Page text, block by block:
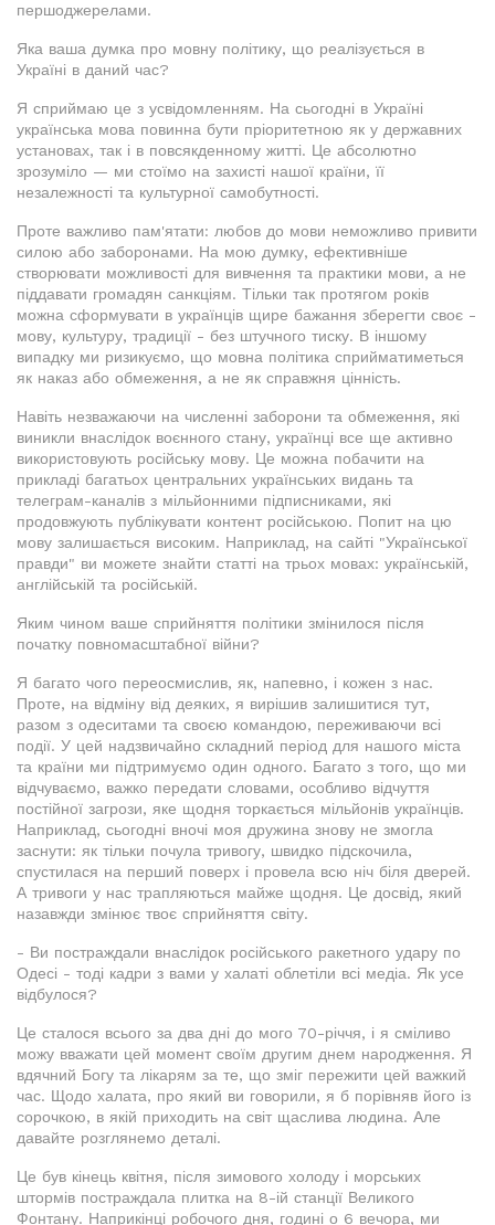
першоджерелами.
Яка ваша думка про мовну політику, що реалізується в
Україні в даний час?
Я сприймаю це з усвідомленням. На сьогодні в Україні
українська мова повинна бути пріоритетною як у державних
установах, так і в повсякденному житті. Це абсолютно
зрозуміло — ми стоїмо на захисті нашої країни, її
незалежності та культурної самобутності.
Проте важливо пам'ятати: любов до мови неможливо привити
силою або заборонами. На мою думку, ефективніше
створювати можливості для вивчення та практики мови, а не
піддавати громадян санкціям. Тільки так протягом років
можна сформувати в українців щире бажання зберегти своє -
мову, культуру, традиції - без штучного тиску. В іншому
випадку ми ризикуємо, що мовна політика сприйматиметься
як наказ або обмеження, а не як справжня цінність.
Навіть незважаючи на численні заборони та обмеження, які
виникли внаслідок воєнного стану, українці все ще активно
використовують російську мову. Це можна побачити на
прикладі багатьох центральних українських видань та
телеграм-каналів з мільйонними підписниками, які
продовжують публікувати контент російською. Попит на цю
мову залишається високим. Наприклад, на сайті "Української
правди" ви можете знайти статті на трьох мовах: українській,
англійській та російській.
Яким чином ваше сприйняття політики змінилося після
початку повномасштабної війни?
Я багато чого переосмислив, як, напевно, і кожен з нас.
Проте, на відміну від деяких, я вирішив залишитися тут,
разом з одеситами та своєю командою, переживаючи всі
події. У цей надзвичайно складний період для нашого міста
та країни ми підтримуємо один одного. Багато з того, що ми
відчуваємо, важко передати словами, особливо відчуття
постійної загрози, яке щодня торкається мільйонів українців.
Наприклад, сьогодні вночі моя дружина знову не змогла
заснути: як тільки почула тривогу, швидко підскочила,
спустилася на перший поверх і провела всю ніч біля дверей.
А тривоги у нас трапляються майже щодня. Це досвід, який
назавжди змінює твоє сприйняття світу.
- Ви постраждали внаслідок російського ракетного удару по
Одесі - тоді кадри з вами у халаті облетіли всі медіа. Як усе
відбулося?
Це сталося всього за два дні до мого 70-річчя, і я сміливо
можу вважати цей момент своїм другим днем народження. Я
вдячний Богу та лікарям за те, що зміг пережити цей важкий
час. Щодо халата, про який ви говорили, я б порівняв його із
сорочкою, в якій приходить на світ щаслива людина. Але
давайте розглянемо деталі.
Це був кінець квітня, після зимового холоду і морських
штормів постраждала плитка на 8-ій станції Великого
Фонтану. Наприкінці робочого дня, годині о 6 вечора, ми